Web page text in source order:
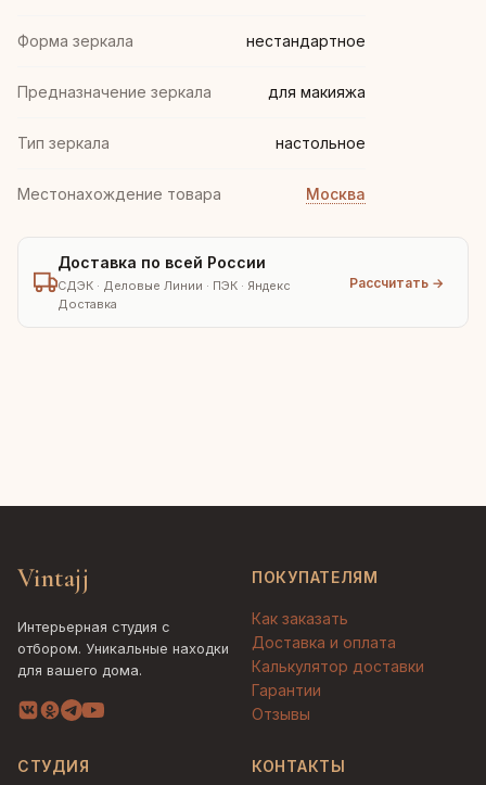
Форма зеркала нестандартное
Предназначение зеркала для макияжа
Тип зеркала настольное
Местонахождение товара Москва
Доставка по всей России
СДЭК · Деловые Линии · ПЭК · Яндекс
Доставка
Рассчитать →
Vintajj
Интерьерная студия с
отбором. Уникальные находки
для вашего дома.
ПОКУПАТЕЛЯМ
Как заказать
Доставка и оплата
Калькулятор доставки
Гарантии
Отзывы
СТУДИЯ КОНТАКТЫ